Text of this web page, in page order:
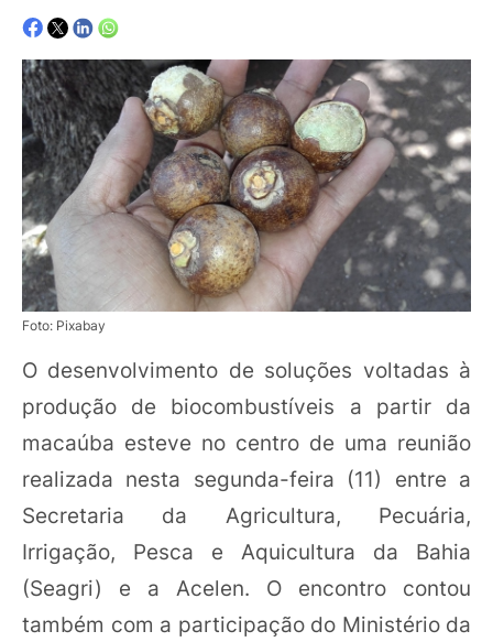
Foto: Pixabay
O desenvolvimento de soluções voltadas à
produção de biocombustíveis a partir da
macaúba esteve no centro de uma reunião
realizada nesta segunda-feira (11) entre a
Secretaria da Agricultura, Pecuária,
Irrigação, Pesca e Aquicultura da Bahia
(Seagri) e a Acelen. O encontro contou
também com a participação do Ministério da